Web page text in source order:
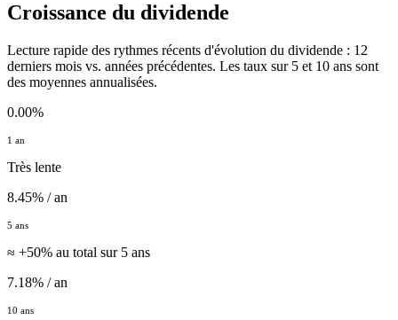
Croissance du dividende
Lecture rapide des rythmes récents d'évolution du dividende : 12
derniers mois vs. années précédentes. Les taux sur 5 et 10 ans sont
des moyennes annualisées.
0.00%
1 an
Très lente
8.45% / an
5 ans
≈ +50% au total sur 5 ans
7.18% / an
10 ans